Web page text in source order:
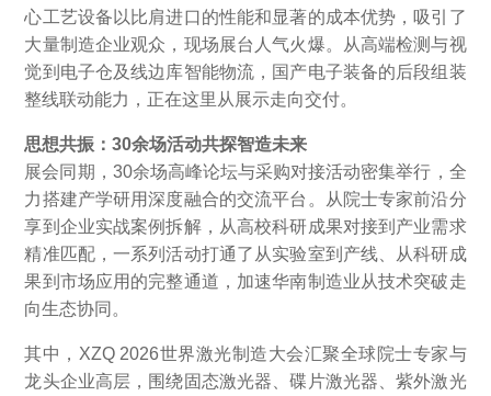
心工艺设备以比肩进口的性能和显著的成本优势，吸引了
大量制造企业观众，现场展台人气火爆。从高端检测与视
觉到电子仓及线边库智能物流，国产电子装备的后段组装
整线联动能力，正在这里从展示走向交付。
思想共振：30余场活动共探智造未来
展会同期，30余场高峰论坛与采购对接活动密集举行，全
力搭建产学研用深度融合的交流平台。从院士专家前沿分
享到企业实战案例拆解，从高校科研成果对接到产业需求
精准匹配，一系列活动打通了从实验室到产线、从科研成
果到市场应用的完整通道，加速华南制造业从技术突破走
向生态协同。
其中，XZQ 2026世界激光制造大会汇聚全球院士专家与
龙头企业高层，围绕固态激光器、碟片激光器、紫外激光